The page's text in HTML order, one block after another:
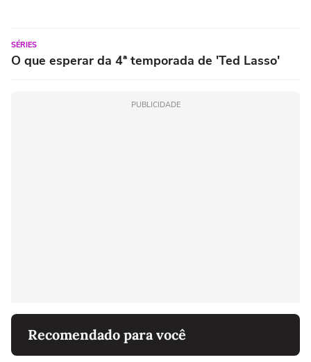
SÉRIES
O que esperar da 4ª temporada de 'Ted Lasso'
PUBLICIDADE
Recomendado para você